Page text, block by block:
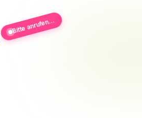
Bitte anrufen...